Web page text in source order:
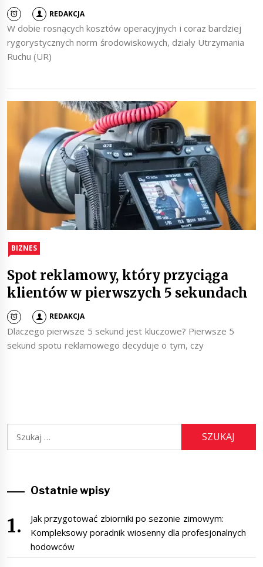
REDAKCJA
W dobie rosnących kosztów operacyjnych i coraz bardziej
rygorystycznych norm środowiskowych, działy Utrzymania
Ruchu (UR)
BIZNES
Spot reklamowy, który przyciąga
klientów w pierwszych 5 sekundach
REDAKCJA
Dlaczego pierwsze 5 sekund jest kluczowe? Pierwsze 5
sekund spotu reklamowego decyduje o tym, czy
Szukaj:
Ostatnie wpisy
Jak przygotować zbiorniki po sezonie zimowym:
Kompleksowy poradnik wiosenny dla profesjonalnych
hodowców